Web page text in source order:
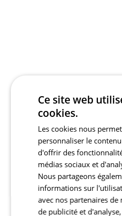
Ce site web
cookies.
Les cookies nous
personnaliser le
d'offrir des
médias sociaux et
Nous partageons
informations sur
avec nos partenaires de
de publicité et